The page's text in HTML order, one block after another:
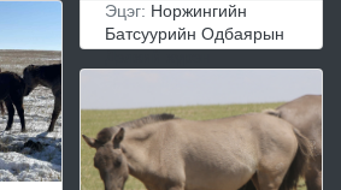
Эцэг: Норжингийн
Батсуурийн Одбаярын